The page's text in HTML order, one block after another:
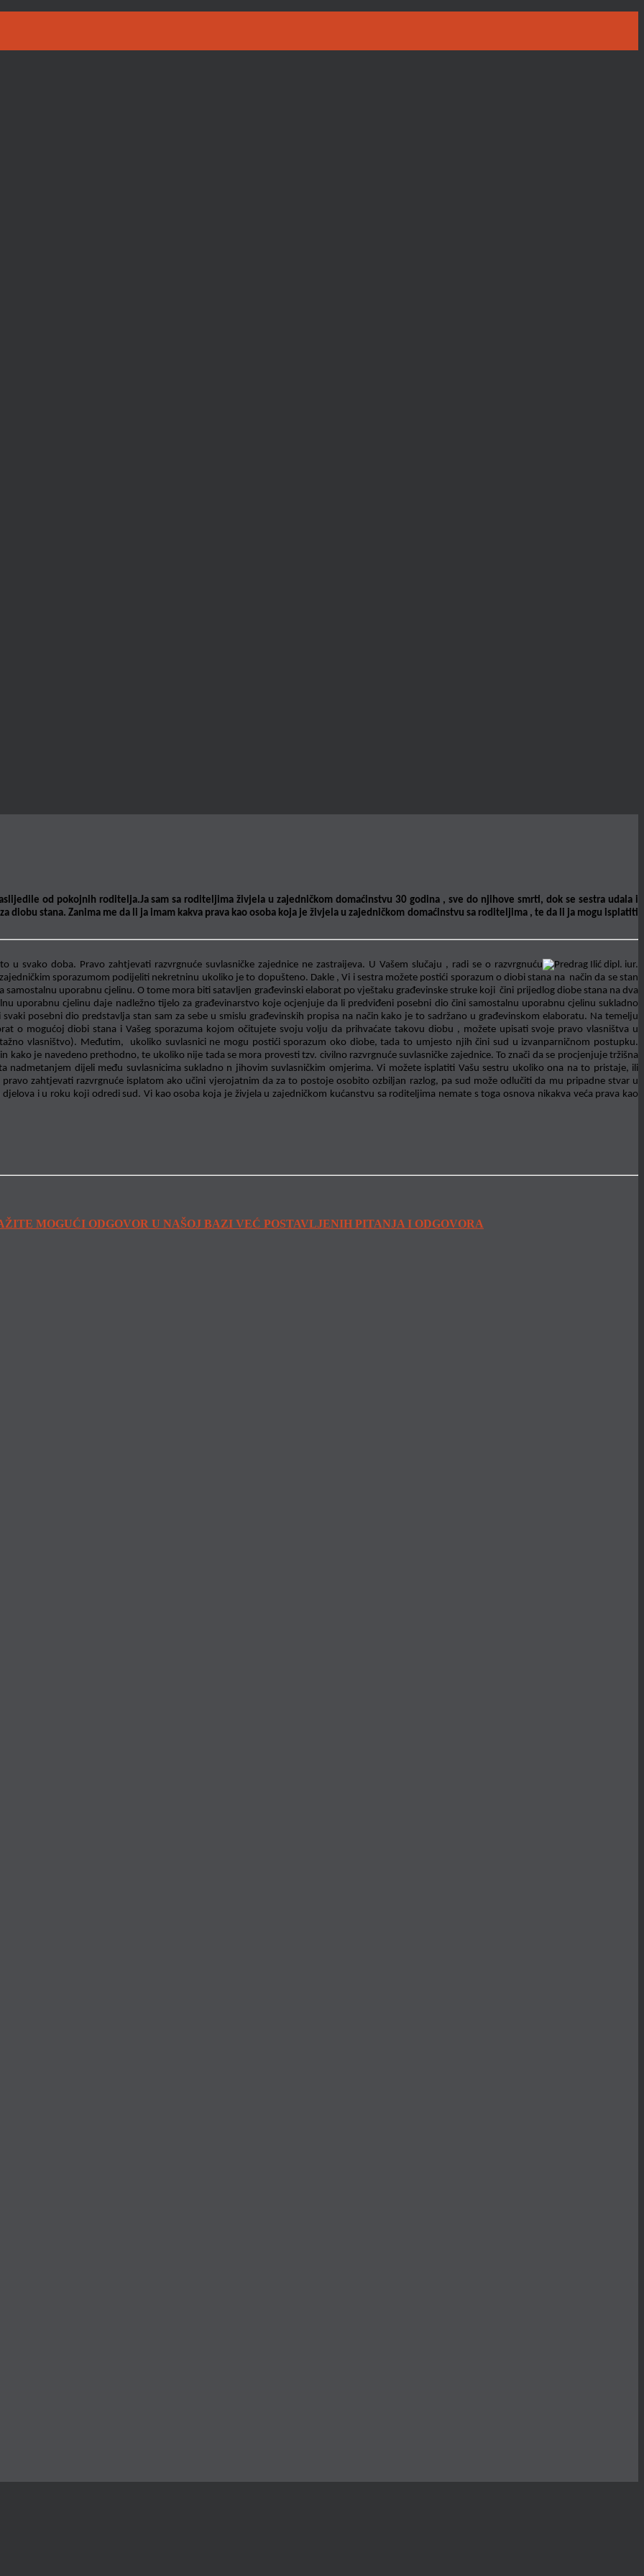
od pokojnih roditelja.Ja sam sa roditeljima živjela u zajedničkom domaćinstvu 30 godina , sve do njihove smrti, dok se sestra udala i
diobu stana. Zanima me da li ja imam kakva prava kao osoba koja je živjela u zajedničkom domaćinstvu sa roditeljima , te da li ja mogu isplatiti
u svako doba. Pravo zahtjevati razvrgnuće suvlasničke zajednice ne zastraijeva. U Vašem slučaju , radi se o razvrgnuću
sporazumom podijeliti nekretninu ukoliko je to dopušteno. Dakle , Vi i sestra možete postići sporazum o diobi stana na način da se stan
samostalnu uporabnu cjelinu. O tome mora biti satavljen građevinski elaborat po vještaku građevinske struke koji čini prijedlog diobe stana na dva
uporabnu cjelinu daje nadležno tijelo za građevinarstvo koje ocjenjuje da li predviđeni posebni dio čini samostalnu uporabnu cjelinu sukladno
posebni dio predstavlja stan sam za sebe u smislu građevinskih propisa na način kako je to sadržano u građevinskom elaboratu. Na temelju
o mogućoj diobi stana i Vašeg sporazuma kojom očitujete svoju volju da prihvaćate takovu diobu , možete upisati svoje pravo vlasništva u
vlasništvo). Međutim, ukoliko suvlasnici ne mogu postići sporazum oko diobe, tada to umjesto njih čini sud u izvanparničnom postupku.
je navedeno prethodno, te ukoliko nije tada se mora provesti tzv. civilno razvrgnuće suvlasničke zajednice. To znači da se procjenjuje tržišna
dijeli među suvlasnicima sukladno n jihovim suvlasničkim omjerima. Vi možete isplatiti Vašu sestru ukoliko ona na to pristaje, ili
zahtjevati razvrgnuće isplatom ako učini vjerojatnim da za to postoje osobito ozbiljan razlog, pa sud može odlučiti da mu pripadne stvar u
i u roku koji odredi sud. Vi kao osoba koja je živjela u zajedničkom kućanstvu sa roditeljima nemate s toga osnova nikakva veća prava kao
MOGUĆI ODGOVOR U NAŠOJ BAZI VEĆ POSTAVLJENIH PITANJA I ODGOVORA